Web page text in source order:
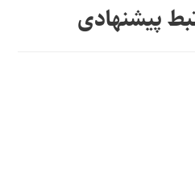
پیشنهادی